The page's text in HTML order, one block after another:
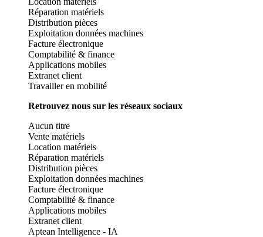
Réparation matériels
Distribution pièces
Exploitation données machines
Facture électronique
Comptabilité & finance
Applications mobiles
Extranet client
Travailler en mobilité
Retrouvez nous sur les réseaux sociaux
Aucun titre
Vente matériels
Location matériels
Réparation matériels
Distribution pièces
Exploitation données machines
Facture électronique
Comptabilité & finance
Applications mobiles
Extranet client
Aptean Intelligence - IA